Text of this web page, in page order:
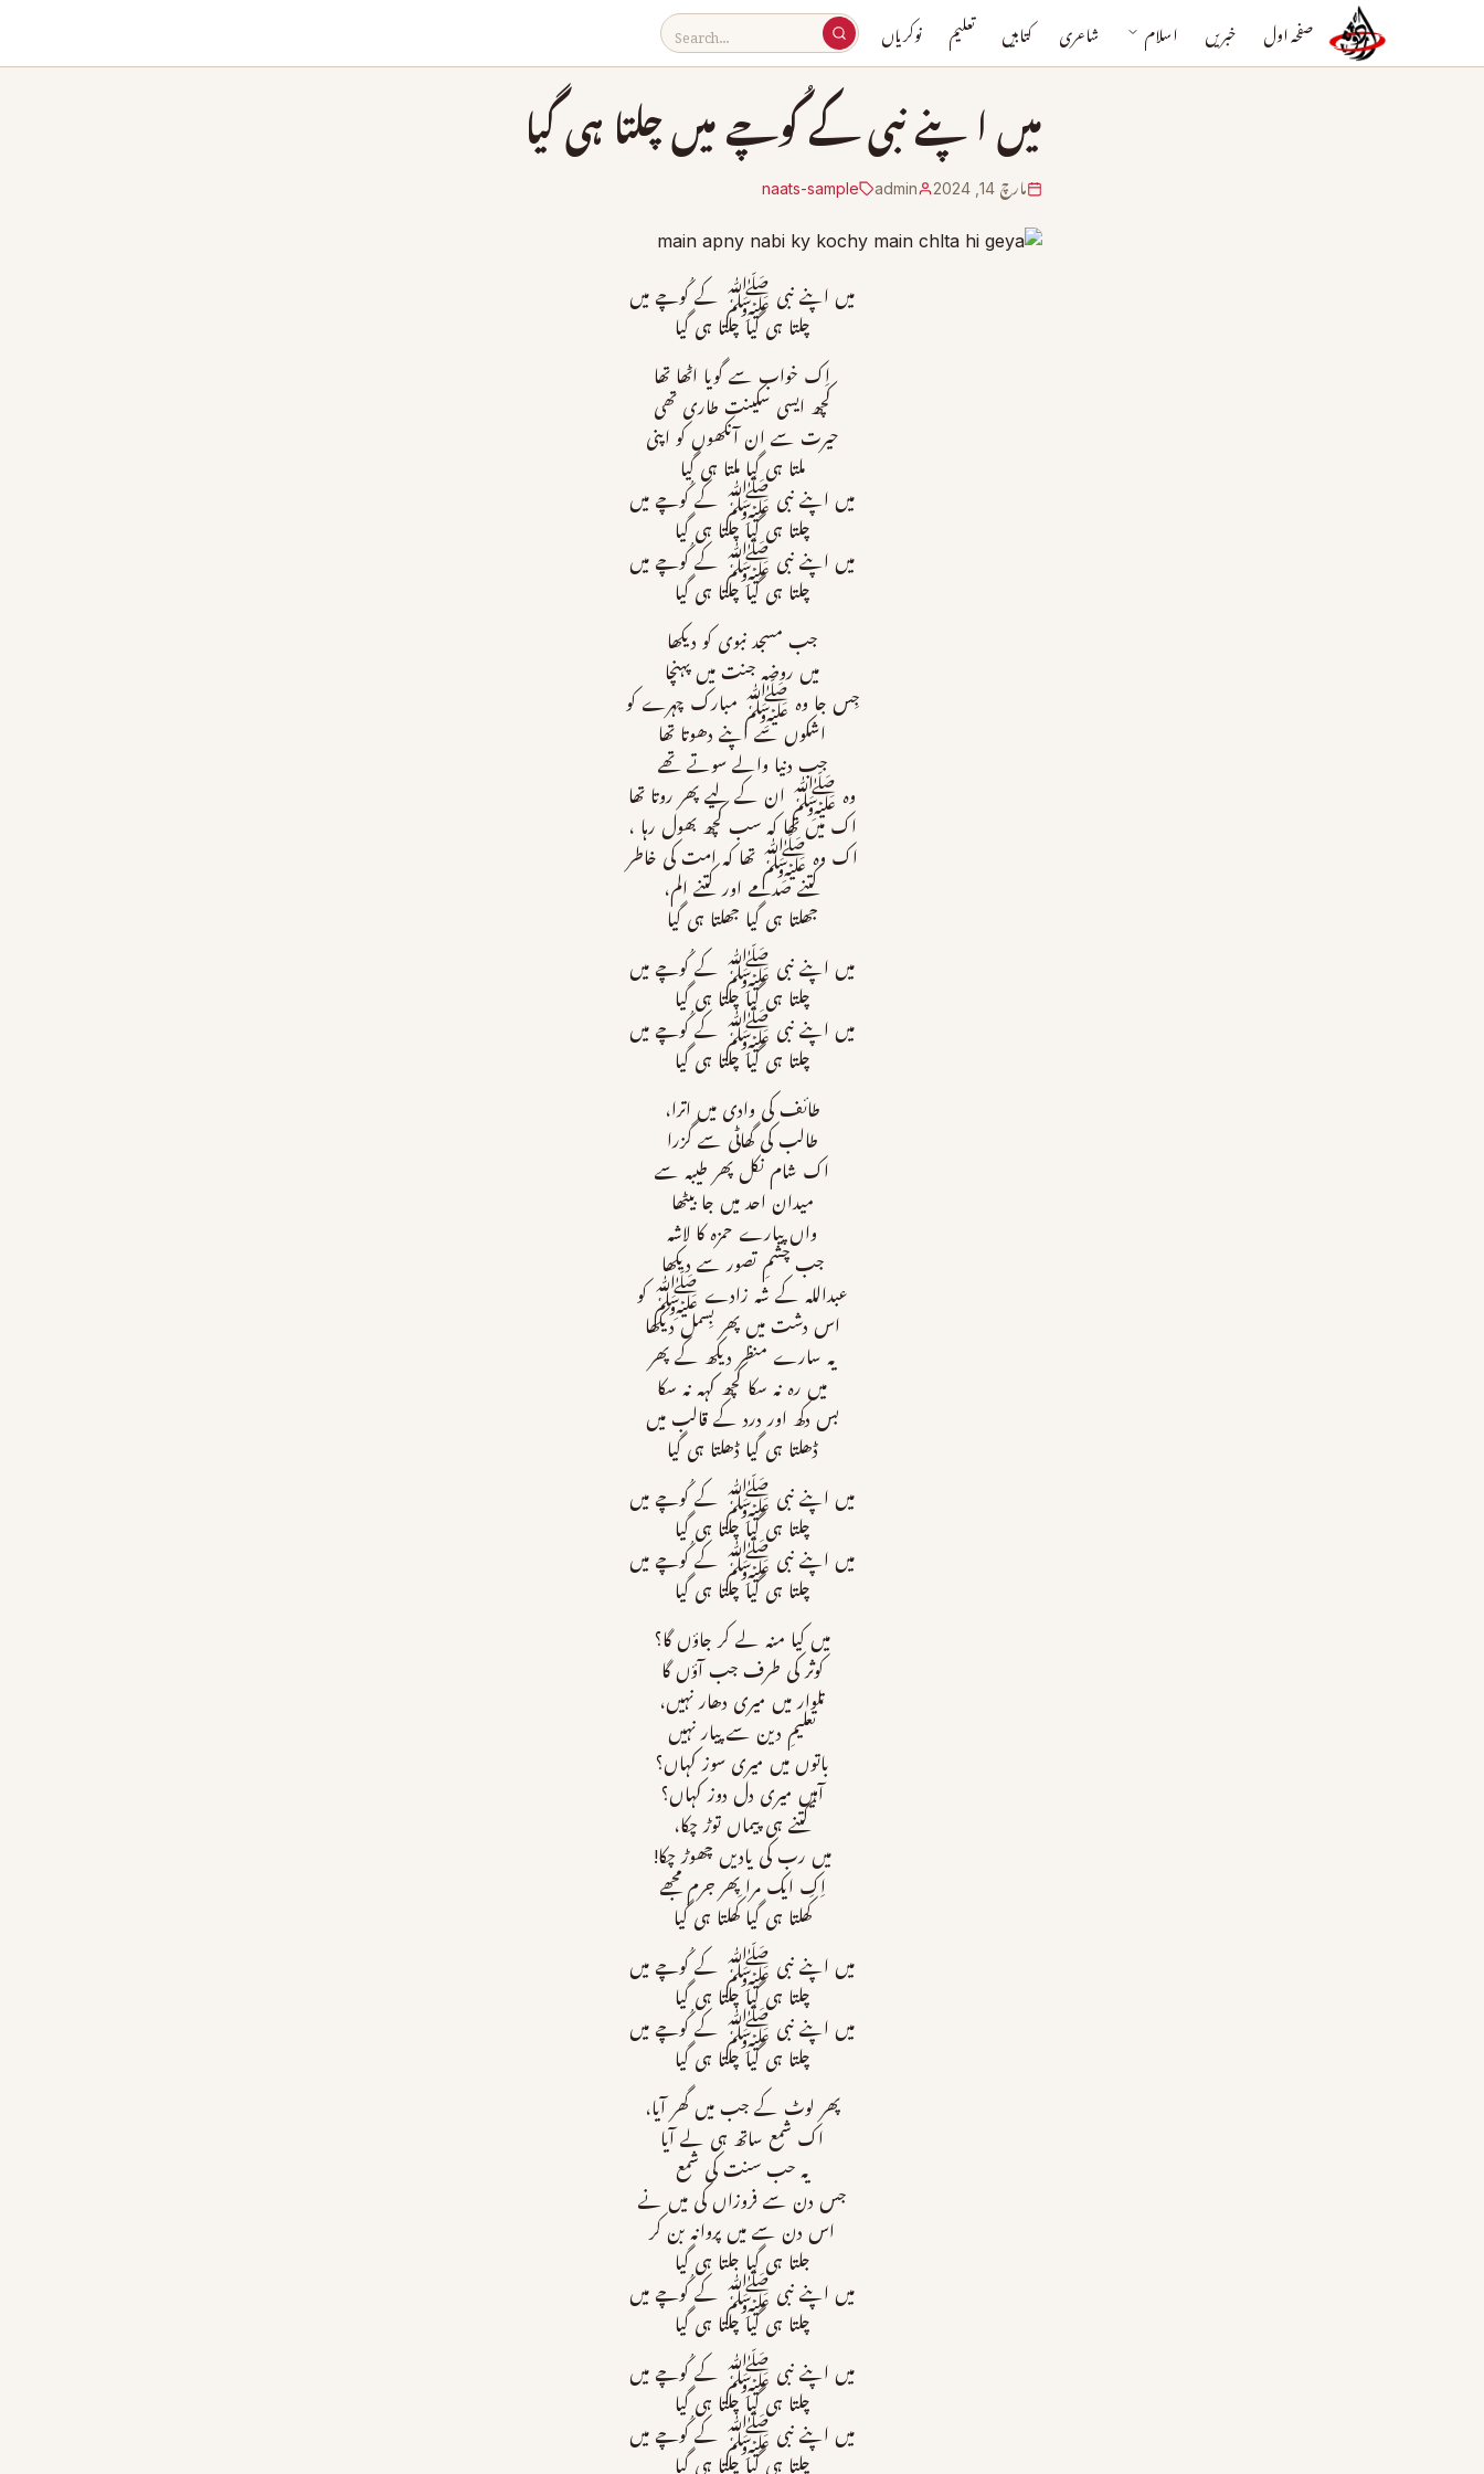
صفحہ اول خبریں اسلام شاعری کتابیں تعلیم نوکریاں
میں اپنے نبی کے کُوچے میں چلتا ہی گیا
مارچ 14, 2024 admin
naats-sample
میں اپنے نبی ﷺ کے کُوچے میں
چلتا ہی گیا چلتا ہی گیا
اِك خواب سے گويا اٹھا تھا
كچھ ايسى سكينت طارى تھی
حيرت سے ان آنكھوں كو اپنی
ملتا ہی گیا ملتا ہی گیا
میں اپنے نبی ﷺ کے کُوچے میں
چلتا ہی گیا چلتا ہی گیا
میں اپنے نبی ﷺ کے کُوچے میں
چلتا ہی گیا چلتا ہی گیا
جب مسجد نبوى كو ديكھا
ميں روضہ جنت ميں پہنچا
جِس جا وہ ﷺ مبارك چہرے كو
اشكوں سے اپنے دھوتا تھا
جب دنيا والے سوتے تھے
وہ ﷺ ان کے ليے پھر روتا تھا
اك ميں تھا كہ سب كچھ بھول رہا ،
اك وہ ﷺ تھا كہ امت كى خاطر
كتنے صدمے اور كتنے الم،
جھلتا ہی گیا جھلتا ہی گيا
میں اپنے نبی ﷺ کے کُوچے میں
چلتا ہی گیا چلتا ہی گیا
میں اپنے نبی ﷺ کے کُوچے میں
چلتا ہی گیا چلتا ہی گیا
طائف كى وادى ميں اترا،
طالب كى گھاٹی سے گزرا
اك شام نكل پھر طیبہ سے
ميدان احد ميں جا بيٹھا
واں پیارے حمزہ كا لاشہ
جب چشمِ تصور سے ديكھا
عبداللہ کے شہ زادے ﷺ كو
اس دشت ميں پھر بِسمل ديكھا
يہ سارے منظر ديكھ کے پھر
ميں رہ نہ سکا كچھ کہہ نہ سكا
بس دکھ اور درد كے قالب ميں
ڈھلتا ہی گیا ڈھلتا ہی گیا
میں اپنے نبی ﷺ کے کُوچے میں
چلتا ہی گیا چلتا ہی گیا
میں اپنے نبی ﷺ کے کُوچے میں
چلتا ہی گیا چلتا ہی گیا
ميں كيا منہ لے كر جاؤں گا؟
كوثر كى طرف جب آؤں گا
تلوار ميں ميرى دھار نہیں،
تعلیمِ دین سے پیار نہیں
باتوں ميں ميرى سوز كہاں؟
آہیں ميرى دل دوز كہاں؟
كتنے ہی پیماں توڑ چکا،
میں رب كى ياديں چھوڑ چکا!
اِك ايك مرا پھر جرم مجھے
کَھلتا ہی گیا کَھلتا ہی گیا
میں اپنے نبی ﷺ کے کُوچے میں
چلتا ہی گیا چلتا ہی گیا
میں اپنے نبی ﷺ کے کُوچے میں
چلتا ہی گیا چلتا ہی گیا
پھر لوٹ کے جب میں گھر آیا،
اك شمع ساتھ ہی لے آیا
يہ حب سنت كى شمع
جس دن سے فروزاں كى ميں نے
اس دن سے ميں پروانہ بن كر
جلتا ہی گیا جلتا ہی گيا
میں اپنے نبی ﷺ کے کُوچے میں
چلتا ہی گیا چلتا ہی گیا
میں اپنے نبی ﷺ کے کُوچے میں
چلتا ہی گیا چلتا ہی گیا
میں اپنے نبی ﷺ کے کُوچے میں
چلتا ہی گیا چلتا ہی گیا